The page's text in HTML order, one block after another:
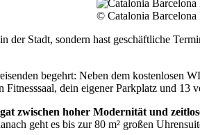
© Catalonia Barcelona
Stadt, sondern hast geschäftliche
begehrt: Neben dem kostenlosen
dein eigener Parkplatz und
zwischen hoher Modernität und
geht es bis zur 80 m² großen